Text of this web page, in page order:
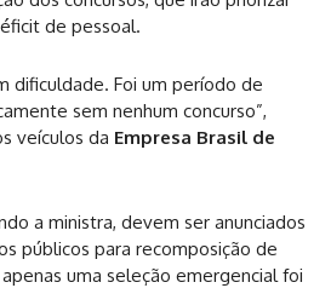
de pessoal.
dificuldade. Foi um período de
sem nenhum concurso”,
veículos da Empresa Brasil de
a ministra, devem ser anunciados
públicos para recomposição de
uma seleção emergencial foi